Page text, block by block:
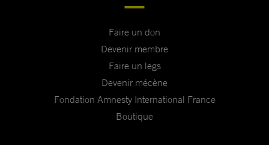
Faire un don
Devenir membre
Faire un legs
Devenir mécène
Fondation Amnesty International France
Boutique